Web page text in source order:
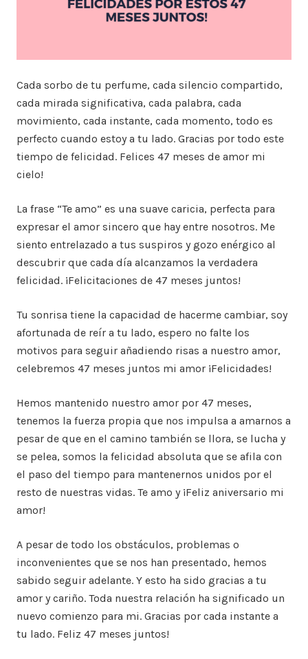
Cada sorbo de tu perfume, cada silencio compartido,
cada mirada significativa, cada palabra, cada
movimiento, cada instante, cada momento, todo es
perfecto cuando estoy a tu lado. Gracias por todo este
tiempo de felicidad. Felices 47 meses de amor mi
cielo!
La frase “Te amo” es una suave caricia, perfecta para
expresar el amor sincero que hay entre nosotros. Me
siento entrelazado a tus suspiros y gozo enérgico al
descubrir que cada día alcanzamos la verdadera
felicidad. ¡Felicitaciones de 47 meses juntos!
Tu sonrisa tiene la capacidad de hacerme cambiar, soy
afortunada de reír a tu lado, espero no falte los
motivos para seguir añadiendo risas a nuestro amor,
celebremos 47 meses juntos mi amor ¡Felicidades!
Hemos mantenido nuestro amor por 47 meses,
tenemos la fuerza propia que nos impulsa a amarnos a
pesar de que en el camino también se llora, se lucha y
se pelea, somos la felicidad absoluta que se afila con
el paso del tiempo para mantenernos unidos por el
resto de nuestras vidas. Te amo y ¡Feliz aniversario mi
amor!
A pesar de todo los obstáculos, problemas o
inconvenientes que se nos han presentado, hemos
sabido seguir adelante. Y esto ha sido gracias a tu
amor y cariño. Toda nuestra relación ha significado un
nuevo comienzo para mi. Gracias por cada instante a
tu lado. Feliz 47 meses juntos!